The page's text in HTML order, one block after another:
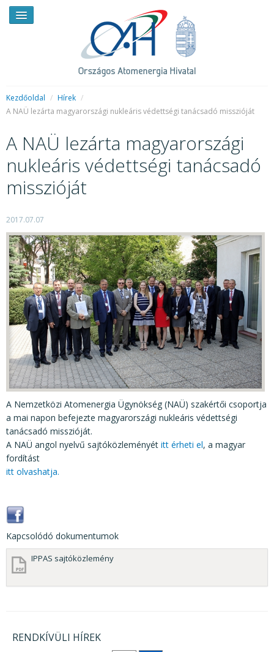
RENDKÍVÜLI HÍREK
SAJTÓSZOBA
HIRDETMÉNYEK
BEMUTATKOZÁS
FELADATOK
KÖZÉRDEKŰ ADATOK
JOGI SZABÁLYOZÁS, ÚTMUTATÓK
KIADVÁNYOK, JELENTÉSEK
NYOMTATVÁNYOK, SZOFTVEREK
E-ÜGYINTÉZÉS
Kezdőoldal / Hírek /
A NAÜ lezárta magyarországi nukleáris védettségi tanácsadó misszióját
A NAÜ lezárta magyarországi
nukleáris védettségi tanácsadó
misszióját
2017.07.07
A Nemzetközi Atomenergia Ügynökség (NAÜ) szakértői csoportja
a mai napon befejezte magyarországi nukleáris védettségi
tanácsadó misszióját.
A NAÜ angol nyelvű sajtóközleményét itt érheti el, a magyar
fordítást
itt olvashatja.
Kapcsolódó dokumentumok
IPPAS sajtóközlemény
RENDKÍVÜLI HÍREK